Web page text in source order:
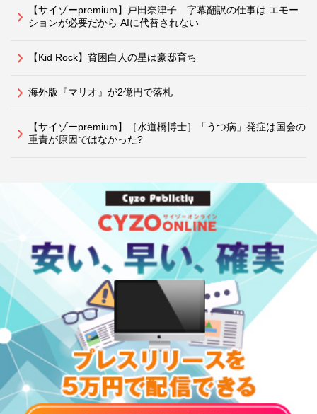
【サイゾーpremium】戸田奈津子 字幕翻訳の仕事は エモー
ションが必要だから AIに代替されない
【Kid Rock】貧困白人の星は豪邸育ち
海外版『マリオ』が2億円で落札
【サイゾーpremium】［水道橋博士］「うつ病」発症は国会の
重責が原因ではなかった?